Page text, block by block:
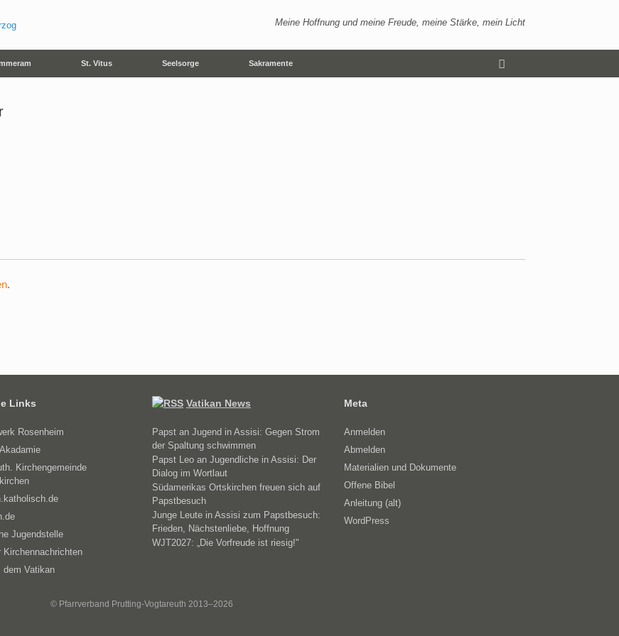
Meine Hoffnung und meine Freude, meine Stärke, mein Licht
St. Vitus Seelsorge Sakramente
.
Links
Rosenheim
Kirchengemeinde
Jugendstelle
Kirchennachrichten
dem Vatikan
Vatikan News
Papst an Jugend in Assisi: Gegen Strom
der Spaltung schwimmen
Papst Leo an Jugendliche in Assisi: Der
Dialog im Wortlaut
Südamerikas Ortskirchen freuen sich auf
Papstbesuch
Junge Leute in Assisi zum Papstbesuch:
Frieden, Nächstenliebe, Hoffnung
WJT2027: „Die Vorfreude ist riesig!"
Meta
Anmelden
Abmelden
Materialien und Dokumente
Offene Bibel
Anleitung (alt)
WordPress
© Pfarrverband Prutting-Vogtareuth 2013–2026